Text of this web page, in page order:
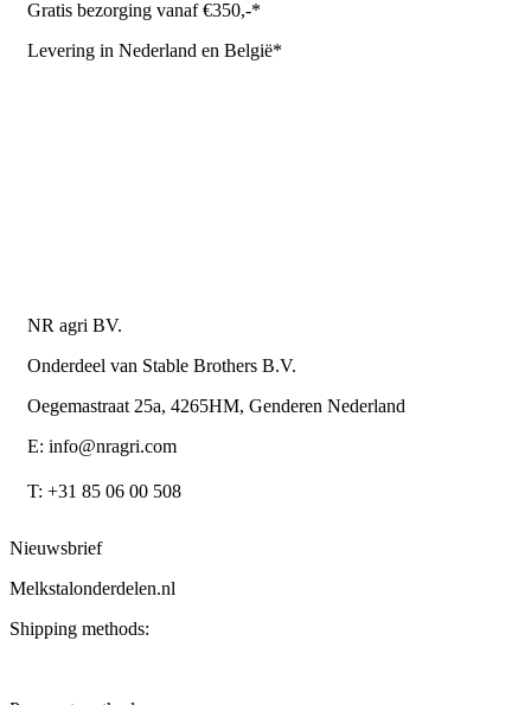
Gratis bezorging vanaf €350,-*
Levering in Nederland en België*
NR agri BV.
Onderdeel van Stable Brothers B.V.
Oegemastraat 25a, 4265HM, Genderen Nederland
E: info@nragri.com
T: +31 85 06 00 508
Nieuwsbrief
Melkstalonderdelen.nl
Shipping methods: